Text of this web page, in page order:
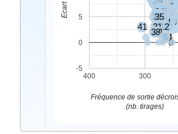
19
20
47
36
11
21
49
23
46
29
35
12
7
31
316
28
34
38
41
45
8
400 300
-5
0
5
Fréquence de sortie
(nb. tirages)